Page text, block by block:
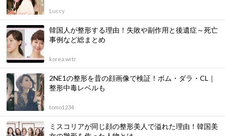
Luccy
韓国人が整形する理由！失敗や副作用と後遺症～死亡
事例など総まとめ
korea.wrtr
2NE1の整形を昔の顔画像で検証！ボム・ダラ・CL｜
整形中毒レベルも
tomo1234
ミスコリアが同じ顔の整形美人で溢れた理由！韓国美